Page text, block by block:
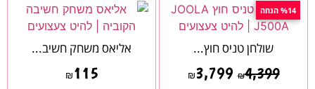
%14 הנחה
שולחן טניס חוץ...
₪4,399
₪3,799
אליאס משחק חשיב...
₪ 115